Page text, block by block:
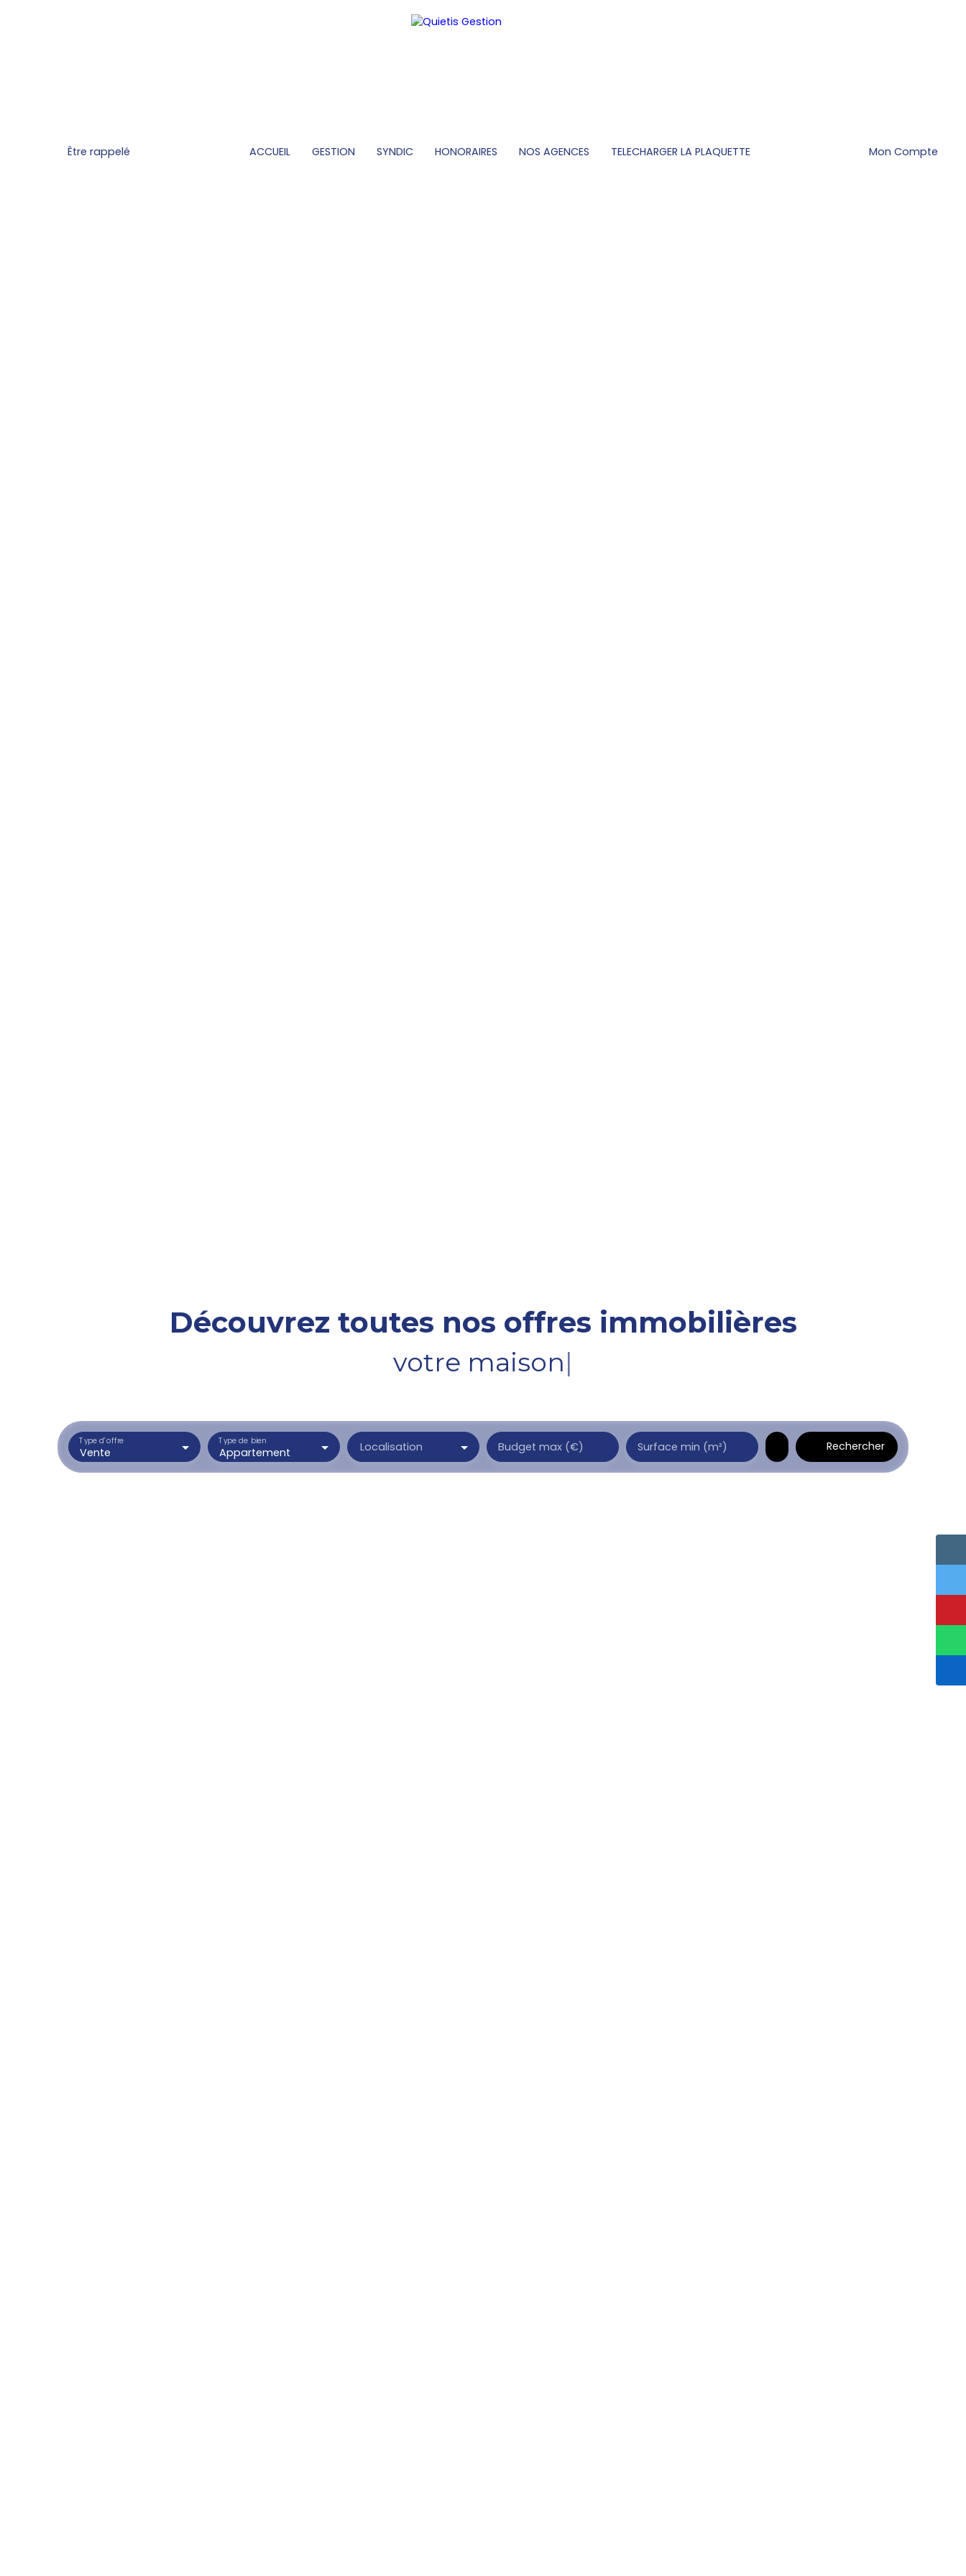
Être rappelé ACCUEIL GESTION SYNDIC HONORAIRES NOS AGENCES TELECHARGER LA PLAQUETTE Mon Compte
Découvrez toutes nos offres immobilières
votre|
Vente
Type d'offre
Appartement
Type de bien Localisation Budget max (€) Surface min (m²) Rechercher